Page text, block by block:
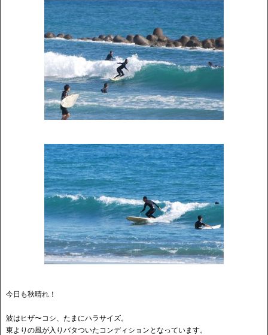
今日も秋晴れ！
波はヒザ〜コシ、たまにハラサイズ。
東よりの風が入りバタついたコンディションとなっています。